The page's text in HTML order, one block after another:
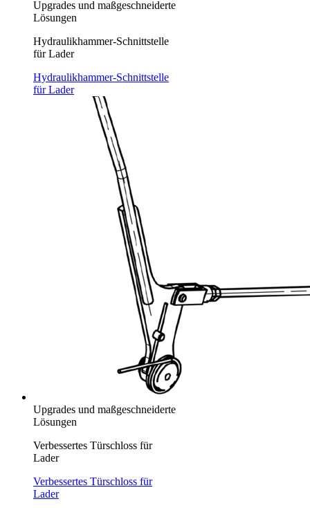
Upgrades und maßgeschneiderte
Lösungen
Hydraulikhammer-Schnittstelle
für Lader
Hydraulikhammer-Schnittstelle
für Lader
Upgrades und maßgeschneiderte
Lösungen
Verbessertes Türschloss für
Lader
Verbessertes Türschloss für
Lader